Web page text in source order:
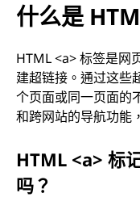
什么是
HTML <a> 标签是网
建超链接。通过这些
个页面或同一页面的
和跨网站的导航功能
HTML <a> 标
吗？